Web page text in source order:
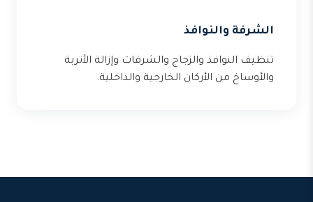
الشرفة والنوافذ
تنظيف النوافذ والزجاج والشرفات وإزالة الأتربة
والأوساخ من الأركان الخارجية والداخلية.